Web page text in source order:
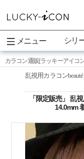
メニュー シリ
カラコン通販[ラッキーアイコ
乱視用カラコン
「限定販売」 乱
14.0mm